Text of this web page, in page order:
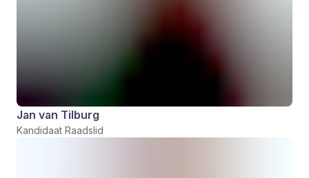
Jan van Tilburg
Kandidaat Raadslid